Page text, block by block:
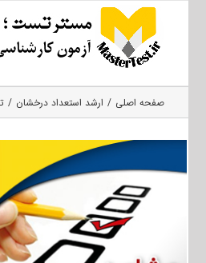
صفحه اصلی ارشد استعداد درخشان